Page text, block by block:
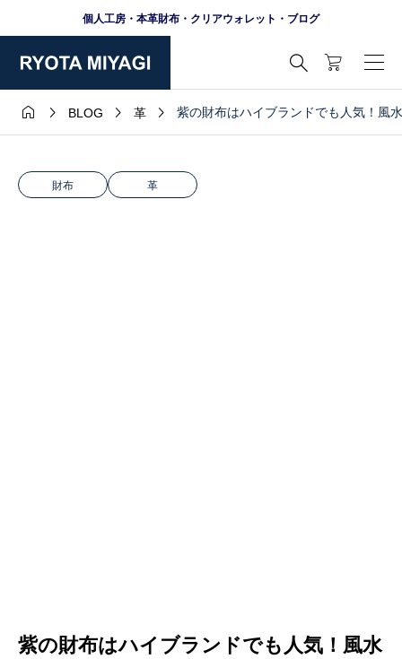
個人工房・本革財布・クリアウォレット・ブログ

  BLOG  革  紫の財布はハイブランドでも人気！風
財布 革
紫の財布はハイブランドでも人気！風水